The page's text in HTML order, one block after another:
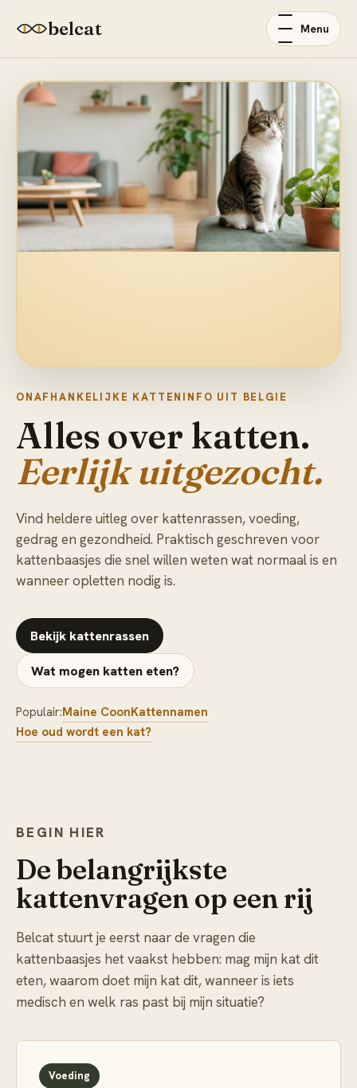
belcat Menu
ONAFHANKELIJKE KATTENINFO UIT BELGIE
Alles over katten.
Eerlijk uitgezocht.
Vind heldere uitleg over kattenrassen, voeding,
gedrag en gezondheid. Praktisch geschreven voor
kattenbaasjes die snel willen weten wat normaal is en
wanneer opletten nodig is.
Bekijk kattenrassen
Wat mogen katten eten?
Populair:Maine CoonKattennamen
Hoe oud wordt een kat?
BEGIN HIER
De belangrijkste
kattenvragen op een rij
Belcat stuurt je eerst naar de vragen die
kattenbaasjes het vaakst hebben: mag mijn kat dit
eten, waarom doet mijn kat dit, wanneer is iets
medisch en welk ras past bij mijn situatie?
Voeding